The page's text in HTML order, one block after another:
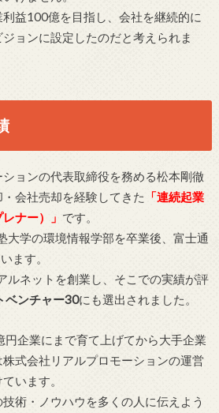
益100億を目指し、会社を継続的に
ョンに設定したのだと考えられま
ョンの代表取締役を務める松本剛徹
会社売却を経験してきた
「連続起業
ナー）」 です。
大学の環境情報学部を卒業後、富士通
ます。
ルネットを創業し、そこでの実績が評
ベンチャー30にも選出されました。
円企業にまで育て上げてから大手企業
式会社リアルプロモーションの運営
います。
術・ノウハウを多くの人に伝えよう